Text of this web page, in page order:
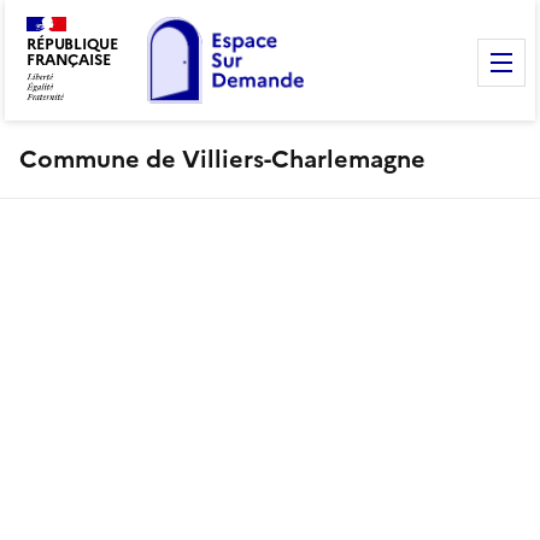
RÉPUBLIQUE
FRANÇAISE
Commune de Villiers-Charlemagne